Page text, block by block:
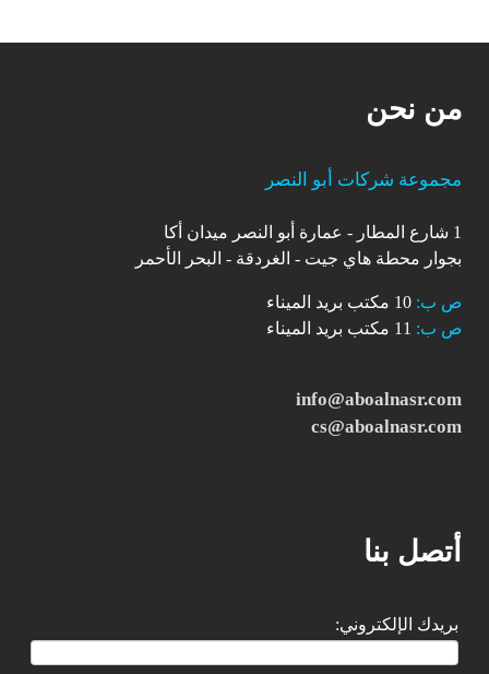
من نحن
مجموعة شركات أبو النصر
1 شارع المطار - عمارة أبو النصر ميدان أكا
بجوار محطة هاي جيت - الغردقة - البحر الأحمر
ص ب:
ص ب: 11 مكتب بريد الميناء
info@aboalnasr.com
cs@aboalnasr.com
أتصل بنا
بريدك الإلكتروني: